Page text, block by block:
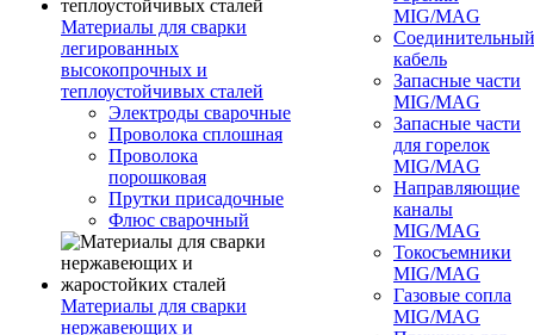
Материалы для сварки
легированных
высокопрочных и
теплоустойчивых сталей
Электроды сварочные
Проволока сплошная
Проволока
порошковая
Прутки присадочные
Флюс сварочный
Материалы для сварки
нержавеющих и
MIG/MAG
Соединительный
кабель
Запасные части
MIG/MAG
Запасные части
для горелок
MIG/MAG
Направляющие
каналы
MIG/MAG
Токосъемники
MIG/MAG
Газовые сопла
MIG/MAG